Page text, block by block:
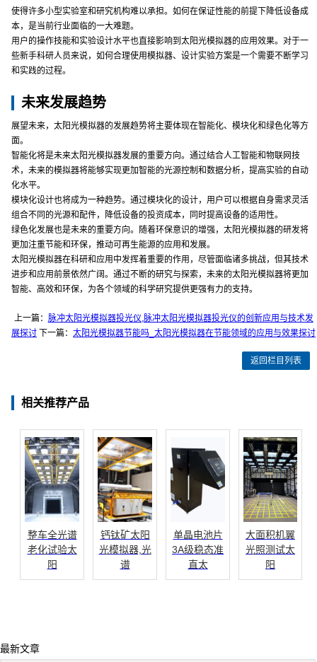
使得许多小型实验室和研究机构难以承担。如何在保证性能的前提下降低设备成
本，是当前行业面临的一大难题。
用户的操作技能和实验设计水平也直接影响到太阳光模拟器的应用效果。对于一
些新手科研人员来说，如何合理使用模拟器、设计实验方案是一个需要不断学习
和实践的过程。
未来发展趋势
展望未来，太阳光模拟器的发展趋势将主要体现在智能化、模块化和绿色化等方
面。
智能化将是未来太阳光模拟器发展的重要方向。通过结合人工智能和物联网技
术，未来的模拟器将能够实现更加智能的光源控制和数据分析，提高实验的自动
化水平。
模块化设计也将成为一种趋势。通过模块化的设计，用户可以根据自身需求灵活
组合不同的光源和配件，降低设备的投资成本，同时提高设备的适用性。
绿色化发展也是未来的重要方向。随着环保意识的增强，太阳光模拟器的研发将
更加注重节能和环保，推动可再生能源的应用和发展。
太阳光模拟器在科研和应用中发挥着重要的作用，尽管面临诸多挑战，但其技术
进步和应用前景依然广阔。通过不断的研究与探索，未来的太阳光模拟器将更加
智能、高效和环保，为各个领域的科学研究提供更强有力的支持。
上一篇： 脉冲太阳光模拟器投光仪,脉冲太阳光模拟器投光仪的创新应用与技术发
展探讨 下一篇：太阳光模拟器节能吗_太阳光模拟器在节能领域的应用与效果探讨
返回栏目列表
相关推荐产品
整车全光谱
老化试验太
阳
钙钛矿太阳
光模拟器,光
谱
单晶电池片
3A级稳态准
直太
大面积机翼
光照测试太
阳
最新文章